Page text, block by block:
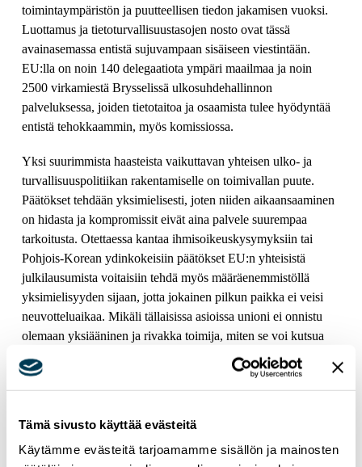
Tämä sivusto käyttää evästeitä
Käytämme evästeitä tarjoamamme sisällön ja mainosten
toimintaympäristön ja puutteellisen tiedon jakamisen vuoksi.
Luottamus ja tietoturvallisuustasojen nosto ovat tässä
avainasemassa entistä sujuvampaan sisäiseen viestintään.
EU:lla on noin 140 delegaatiota ympäri maailmaa ja noin
2500 virkamiestä Brysselissä ulkosuhdehallinnon
palveluksessa, joiden tietotaitoa ja osaamista tulee hyödyntää
entistä tehokkaammin, myös komissiossa.
Yksi suurimmista haasteista vaikuttavan yhteisen ulko- ja
turvallisuuspolitiikan rakentamiselle on toimivallan puute.
Päätökset tehdään yksimielisesti, joten niiden aikaansaaminen
on hidasta ja kompromissit eivät aina palvele suurempaa
tarkoitusta. Otettaessa kantaa ihmisoikeuskysymyksiin tai
Pohjois-Korean ydinkokeisiin päätökset EU:n yhteisistä
julkilausumista voitaisiin tehdä myös määräenemmistöllä
yksimielisyyden sijaan, jotta jokainen pilkun paikka ei veisi
neuvotteluaikaa. Mikäli tällaisissa asioissa unioni ei onnistu
olemaan yksiääninen ja rivakka toimija, miten se voi kutsua
itseään arvojensa puolustajaksi maailmanpolitiikassa?
EU:n voimattomuutta niin Nord Stream II -kaasuputken
jaksetaan ihmetellä, mutta kukaan ei ole tällä hetkellä valmis
avaamaan perussopimusta ja muuttamaan unionin toimivaltaa